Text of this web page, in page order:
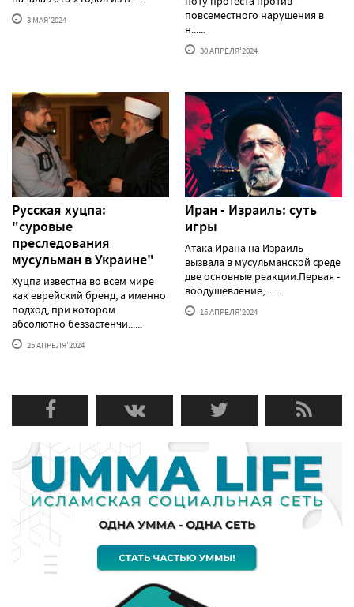
3 МАЯ'2024
повсеместного нарушения в
н......
30 АПРЕЛЯ'2024
Русская хуцпа:
"суровые
преследования
мусульман в Украине"
Хуцпа известна во всем мире
как еврейский бренд, а именно
подход, при котором
абсолютно беззастенчи......
25 АПРЕЛЯ'2024
Иран - Израиль: суть
игры
Атака Ирана на Израиль
вызвала в мусульманской среде
две основные реакции.Первая -
воодушевление, ......
15 АПРЕЛЯ'2024